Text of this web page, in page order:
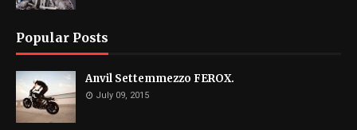
Popular Posts
Anvil Settemmezzo FEROX.
July 09, 2015